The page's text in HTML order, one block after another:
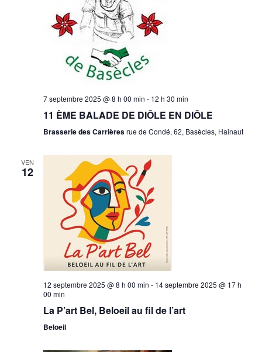
7 septembre 2025 @ 8 h 00 min - 12 h 30 min
11 ÈME BALADE DE DIÔLE EN DIÔLE
Brasserie des Carrièresrue de Condé, 62, Basècles, Hainaut
VEN
12
12 septembre 2025 @ 8 h 00 min - 14 septembre 2025 @ 17 h
00 min
La P’art Bel, Beloeil au fil de l’art
Beloeil